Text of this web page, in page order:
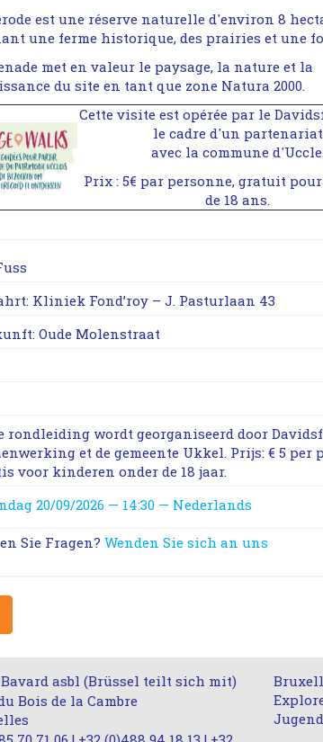
est une réserve naturelle d'environ 8
une ferme historique, des prairies et une
met en valeur le paysage, la nature et la
du site en tant que zone Natura 2000.
Cette visite est opérée par le
le cadre d'un partenariat
avec la commune
Prix : 5€ par personne, gratuit
de 18 ans.
Kliniek Fond’roy – J. Pasturlaan 43
Oude Molenstraat
rondleiding wordt georganiseerd door
et de gemeente Ukkel. Prijs: € 5 per
voor kinderen onder de 18 jaar.
20/09/2026 — 14:30 — Nederlands
Sie Fragen?Wenden Sie sich an uns
asbl (Brüssel teilt sich mit)
Bois de la Cambre